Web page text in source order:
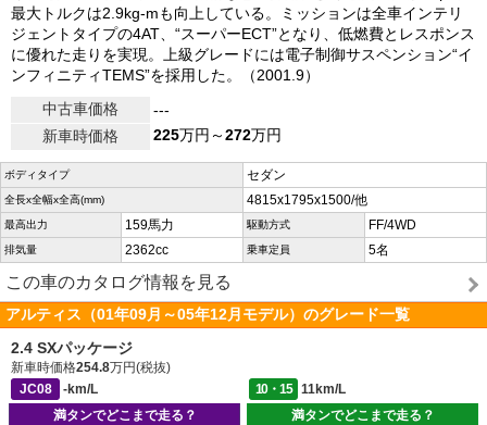
最大トルクは2.9kg-mも向上している。ミッションは全車インテリ
ジェントタイプの4AT、“スーパーECT”となり、低燃費とレスポンス
に優れた走りを実現。上級グレードには電子制御サスペンション“イ
ンフィニティTEMS”を採用した。（2001.9）
中古車価格
---
新車時価格
225万円～272万円
ボディタイプ セダン
全長x全幅x全高(mm) 4815x1795x1500/他
最高出力 159馬力 駆動方式 FF/4WD
排気量 2362cc 乗車定員 5名
この車のカタログ情報を見る
アルティス（01年09月～05年12月モデル）のグレード一覧
2.4 SXパッケージ
新車時価格254.8万円(税抜)
JC08
-km/L 10・15
11km/L
満タンでどこまで走る？
満タンでどこまで走る？